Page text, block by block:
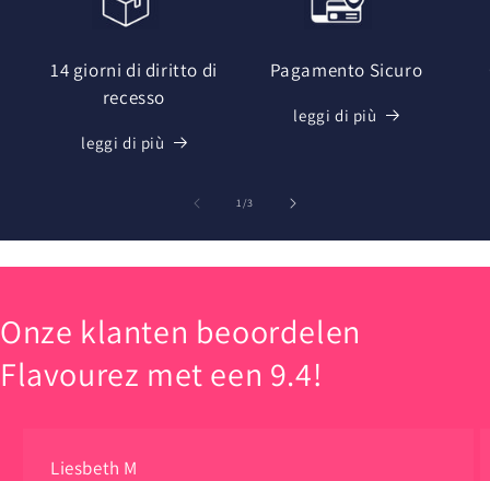
14 giorni di diritto di
recesso
leggi di più
Pagamento Sicuro
leggi di più
1/su
3
Onze klanten beoordelen
Flavourez met een 9.4!
Liesbeth M